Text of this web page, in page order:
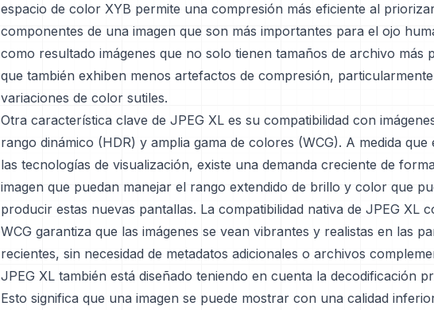
espacio de color XYB permite una compresión más eficiente al
componentes de una imagen que son más importantes para el ojo
como resultado imágenes que no solo tienen tamaños de archivo más
que también exhiben menos artefactos de compresión,
variaciones de color sutiles.
Otra característica clave de JPEG XL es su compatibilidad con
rango dinámico (HDR) y amplia gama de colores (WCG). A medida que
las tecnologías de visualización, existe una demanda creciente de
imagen que puedan manejar el rango extendido de brillo y color que
producir estas nuevas pantallas. La compatibilidad nativa de JPEG XL
WCG garantiza que las imágenes se vean vibrantes y realistas en las
recientes, sin necesidad de metadatos adicionales o archivos
JPEG XL también está diseñado teniendo en cuenta la decodificación
Esto significa que una imagen se puede mostrar con una calidad